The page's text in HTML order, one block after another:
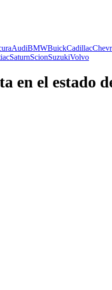
AudiBMWBuickCadillac
SaturnScionSuzukiVolvo
en el estado